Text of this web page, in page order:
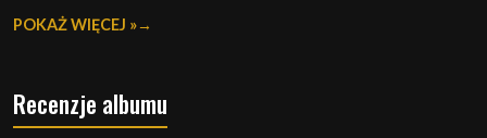
POKAŻ WIĘCEJ »
Recenzje albumu